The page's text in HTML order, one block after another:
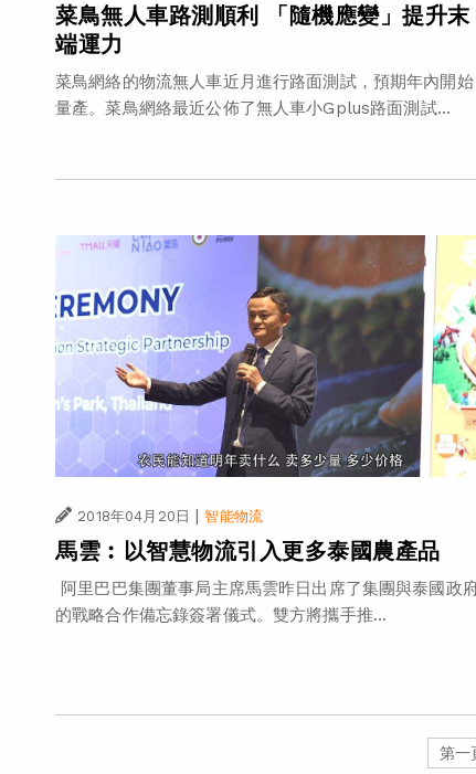
菜鳥無人車路測順利 「隨機應變」提升末
端運力
菜鳥網絡的物流無人車近月進行路面測試，預期年內開始
量產。菜鳥網絡最近公佈了無人車小Gplus路面測試...
2018年04月20日 | 智能物流
馬雲︰以智慧物流引入更多泰國農產品
阿里巴巴集團董事局主席馬雲昨日出席了集團與泰國政
的戰略合作備忘錄簽署儀式。雙方將攜手推...
第一